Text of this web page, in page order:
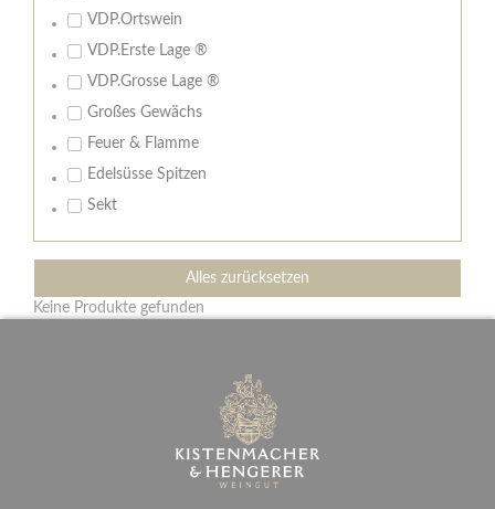
VDP.Ortswein
VDP.Erste Lage ®
VDP.Grosse Lage ®
Großes Gewächs
Feuer & Flamme
Edelsüsse Spitzen
Sekt
Alles zurücksetzen
Keine Produkte gefunden